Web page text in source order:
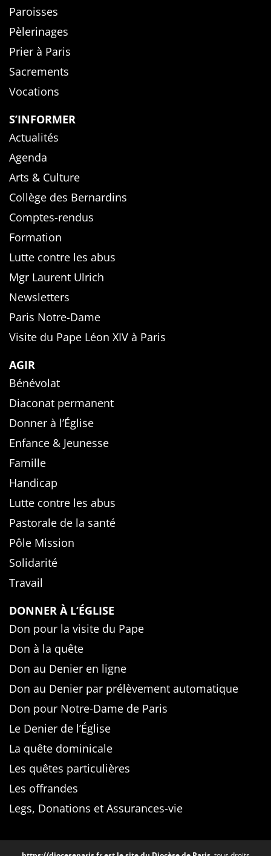
Paroisses
Pèlerinages
Prier à Paris
Sacrements
Vocations
S’INFORMER
Actualités
Agenda
Arts & Culture
Collège des Bernardins
Comptes-rendus
Formation
Lutte contre les abus
Mgr Laurent Ulrich
Newsletters
Paris Notre-Dame
Visite du Pape Léon XIV à Paris
AGIR
Bénévolat
Diaconat permanent
Donner à l’Église
Enfance & Jeunesse
Famille
Handicap
Lutte contre les abus
Pastorale de la santé
Pôle Mission
Solidarité
Travail
DONNER À L’ÉGLISE
Don pour la visite du Pape
Don à la quête
Don au Denier en ligne
Don au Denier par prélèvement automatique
Don pour Notre-Dame de Paris
Le Denier de l’Église
La quête dominicale
Les quêtes particulières
Les offrandes
Legs, Donations et Assurances-vie